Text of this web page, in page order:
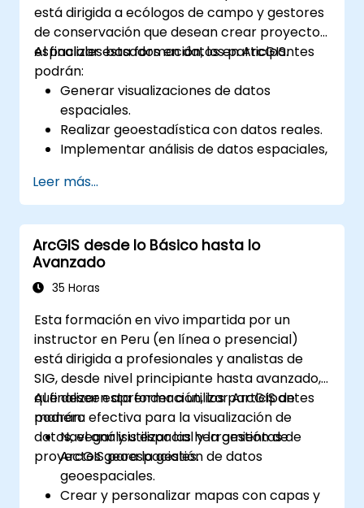
está dirigida a ecólogos de campo y gestores
de conservación que desean crear proyectos
espaciales basados en datos en ArcGIS.
Al finalizar esta formación, los participantes
podrán:
Generar visualizaciones de datos
espaciales.
Realizar geoestadística con datos reales.
Implementar análisis de datos espaciales,
con ArcGIS.
Analizar datos espaciales para proyectos
en ArcGIS.
Leer más...
ArcGIS desde lo Básico hasta lo
Avanzado
35 Horas
Esta formación en vivo impartida por un
instructor en Peru (en línea o presencial)
está dirigida a profesionales y analistas de
SIG, desde nivel principiante hasta avanzado,
que deseen aprender a utilizar ArcGIS de
manera efectiva para la visualización de
datos, el análisis espacial y la gestión de
proyectos geoespaciales.
Al finalizar esta formación, los participantes
podrán:
Navegar y utilizar las herramientas de
ArcGIS para la gestión de datos
geoespaciales.
Crear y personalizar mapas con capas y